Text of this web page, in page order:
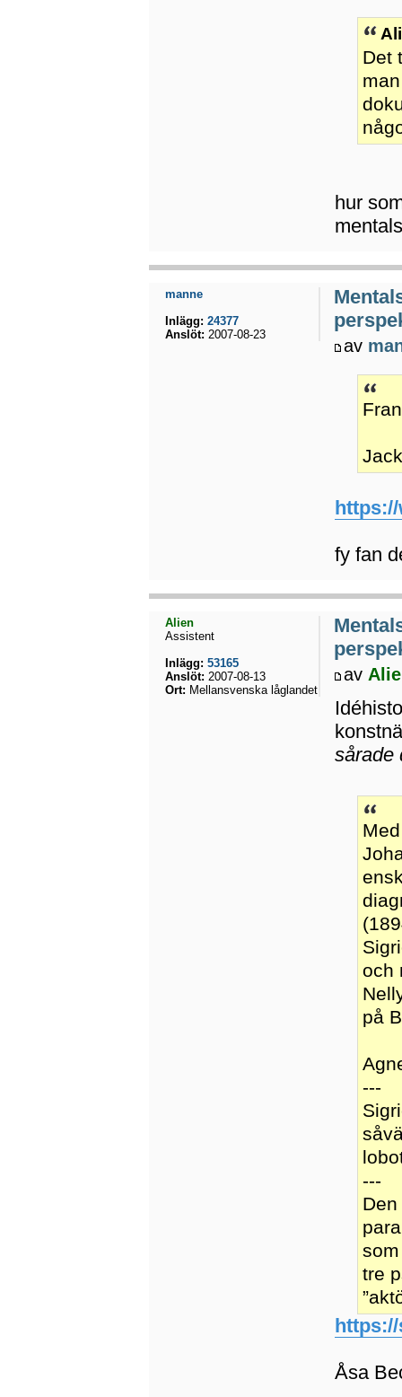
Det
hur
av
fy fan
manne
Inlägg: 24377
Anslöt: 2007-08-23
av
sårade
och
på
---
---
tre
Åsa
Alien
Assistent
Inlägg: 53165
Anslöt: 2007-08-13
Ort: Mellansvenska låglandet